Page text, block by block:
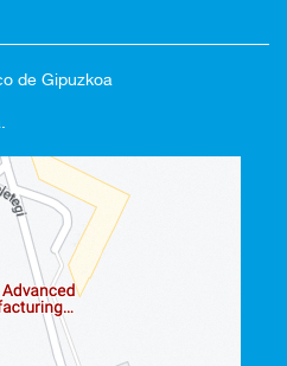
de Gipuzkoa